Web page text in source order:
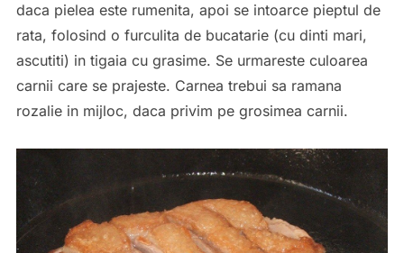
daca pielea este rumenita, apoi se intoarce pieptul de
rata, folosind o furculita de bucatarie (cu dinti mari,
ascutiti) in tigaia cu grasime. Se urmareste culoarea
carnii care se prajeste. Carnea trebui sa ramana
rozalie in mijloc, daca privim pe grosimea carnii.